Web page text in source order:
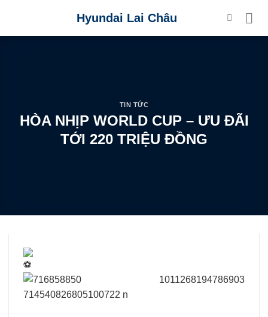
content
Hyundai Lai Châu
TIN TỨC
HÒA NHỊP WORLD CUP – ƯU ĐÃI
TỚI 220 TRIỆU ĐỒNG